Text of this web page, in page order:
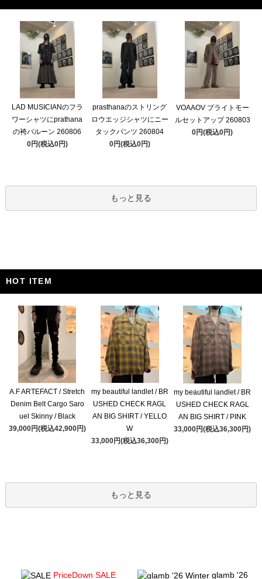
LAD MUSICIANのフラ
ワーシャツにprathana
の袴バルーン 260806
0円(税込0円)
prasthanaのストリング
ロウエッジシャツにニー
タックパンツ 260804
0円(税込0円)
VOAAOV ブライトモー
ルセットアップ 260803
0円(税込0円)
もっと見る
HOT ITEM
A.F ARTEFACT / Stretch
Denim Belt Cargo Saro
uel Skinny / Black
39,000円(税込42,900円)
my beautiful landlet / BR
USHED CHECK RAGL
AN BIG SHIRT / YELLO
W
33,000円(税込36,300円)
my beautiful landlet / BR
USHED CHECK RAGL
AN BIG SHIRT / PINK
33,000円(税込36,300円)
もっと見る
PriceDown SALE glamb '26